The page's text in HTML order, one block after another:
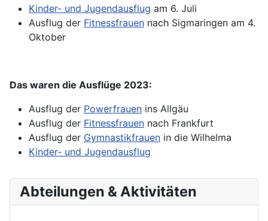
Abteilungen & Aktivitäten
Kinder- und Jugendausflug am 6. Juli
Ausflug der Fitnessfrauen nach Sigmaringen am 4.
Oktober
Das waren die Ausflüge 2023:
Ausflug der Powerfrauen ins Allgäu
Ausflug der Fitnessfrauen nach Frankfurt
Ausflug der Gymnastikfrauen in die Wilhelma
Kinder- und Jugendausflug